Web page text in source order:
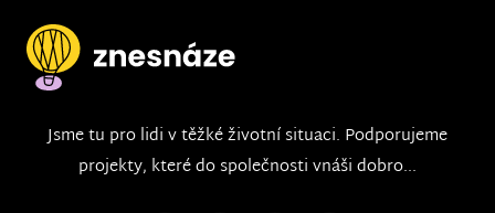
Jsme tu pro lidi v těžké životní situaci. Podporujeme
projekty, které do společnosti vnáši dobro...